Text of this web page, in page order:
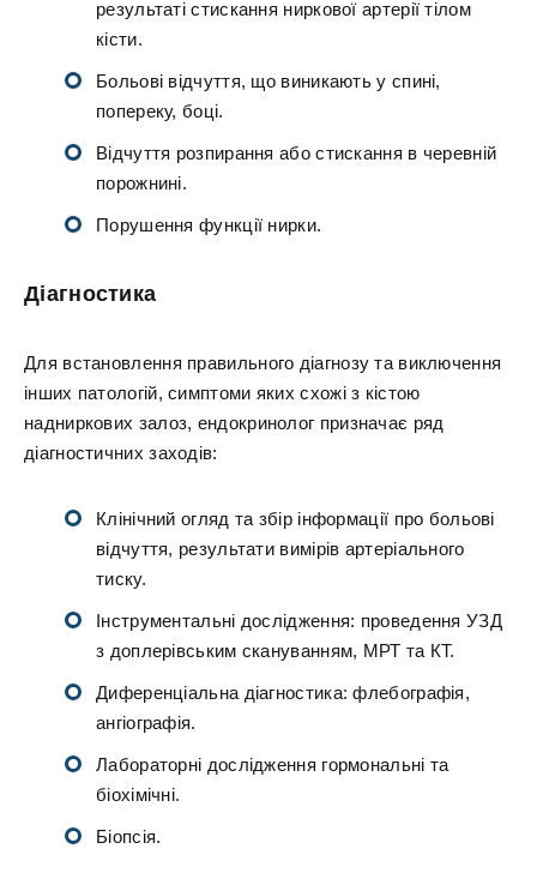
результаті стискання ниркової артерії тілом
кісти.
Больові відчуття, що виникають у спині,
попереку, боці.
Відчуття розпирання або стискання в черевній
порожнині.
Порушення функції нирки.
Діагностика
Для встановлення правильного діагнозу та виключення
інших патологій, симптоми яких схожі з кістою
надниркових залоз, ендокринолог призначає ряд
діагностичних заходів:
Клінічний огляд та збір інформації про больові
відчуття, результати вимірів артеріального
тиску.
Інструментальні дослідження: проведення УЗД
з доплерівським скануванням, МРТ та КТ.
Диференціальна діагностика: флебографія,
ангіографія.
Лабораторні дослідження гормональні та
біохімічні.
Біопсія.